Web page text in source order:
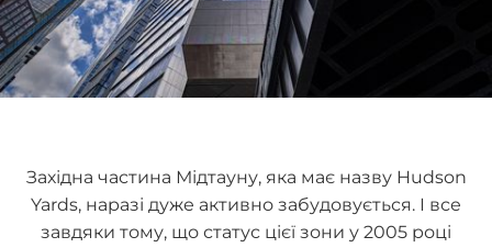
Західна частина Мідтауну, яка має назву Hudson
Yards, наразі дуже активно забудовується. І все
завдяки тому, що статус цієї зони у 2005 році